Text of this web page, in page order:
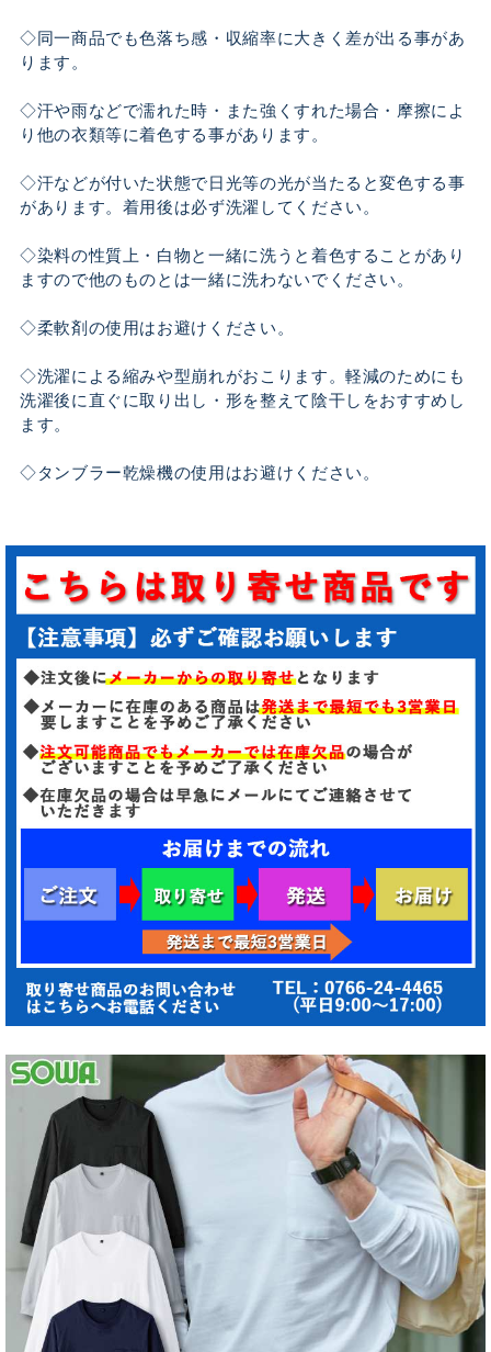
◇同一商品でも色落ち感・収縮率に大きく差が出る事があ
ります。
◇汗や雨などで濡れた時・また強くすれた場合・摩擦によ
り他の衣類等に着色する事があります。
◇汗などが付いた状態で日光等の光が当たると変色する事
があります。着用後は必ず洗濯してください。
◇染料の性質上・白物と一緒に洗うと着色することがあり
ますので他のものとは一緒に洗わないでください。
◇柔軟剤の使用はお避けください。
◇洗濯による縮みや型崩れがおこります。軽減のためにも
洗濯後に直ぐに取り出し・形を整えて陰干しをおすすめし
ます。
◇タンブラー乾燥機の使用はお避けください。